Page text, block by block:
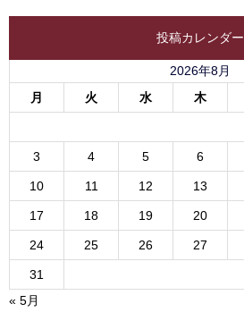
投稿カレンダー
2026年8月
月
火 水 木
3 4 5 6
10 11 12 13
17 18 19 20
24 25 26 27
31
« 5月